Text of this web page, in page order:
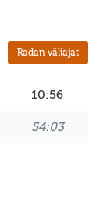
Radan väliajat
10:56
54:03